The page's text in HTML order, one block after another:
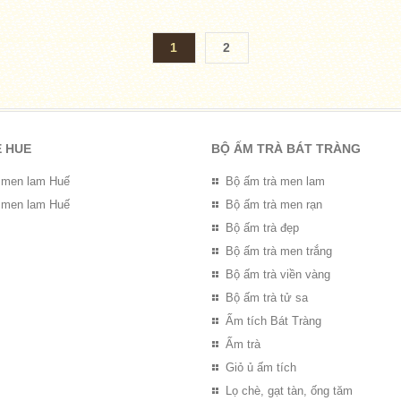
1 2
HUE
lam Huế
lam Huế
BỘ ẤM TRÀ BÁT TRÀNG
Bộ ấm trà men lam
Bộ ấm trà men rạn
Bộ ấm trà đẹp
Bộ ấm trà men trắng
Bộ ấm trà viền vàng
Bộ ấm trà tử sa
Ấm tích Bát Tràng
Ấm trà
Giỏ ủ ấm tích
Lọ chè, gạt tàn, ống tăm